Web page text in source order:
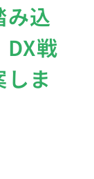
み込
戦
ま